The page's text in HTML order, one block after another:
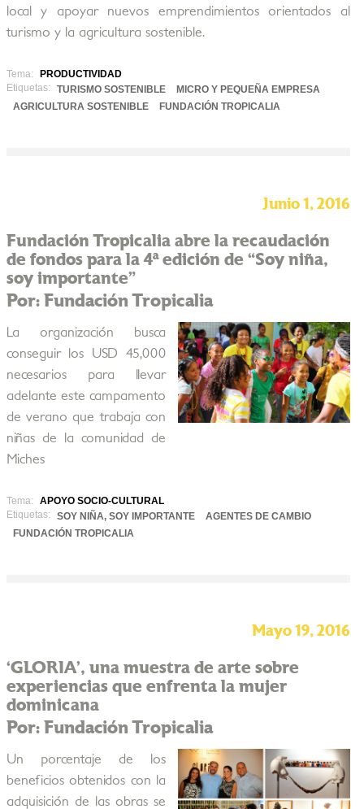
local y apoyar nuevos emprendimientos orientados al
turismo y la agricultura sostenible.
Tema:
PRODUCTIVIDAD
Etiquetas:
TURISMO SOSTENIBLE
MICRO Y PEQUEÑA EMPRESA
AGRICULTURA SOSTENIBLE
FUNDACIÓN TROPICALIA
Junio 1, 2016
Fundación Tropicalia abre la recaudación
de fondos para la 4ª edición de “Soy niña,
soy importante”
Por: Fundación Tropicalia
La organización busca
conseguir los USD 45,000
necesarios para llevar
adelante este campamento
de verano que trabaja con
niñas de la comunidad de
Miches
Tema:
APOYO SOCIO-CULTURAL
Etiquetas:
SOY NIÑA, SOY IMPORTANTE
AGENTES DE CAMBIO
FUNDACIÓN TROPICALIA
Mayo 19, 2016
‘GLORIA’, una muestra de arte sobre
experiencias que enfrenta la mujer
dominicana
Por: Fundación Tropicalia
Un porcentaje de los
beneficios obtenidos con la
adquisición de las obras se